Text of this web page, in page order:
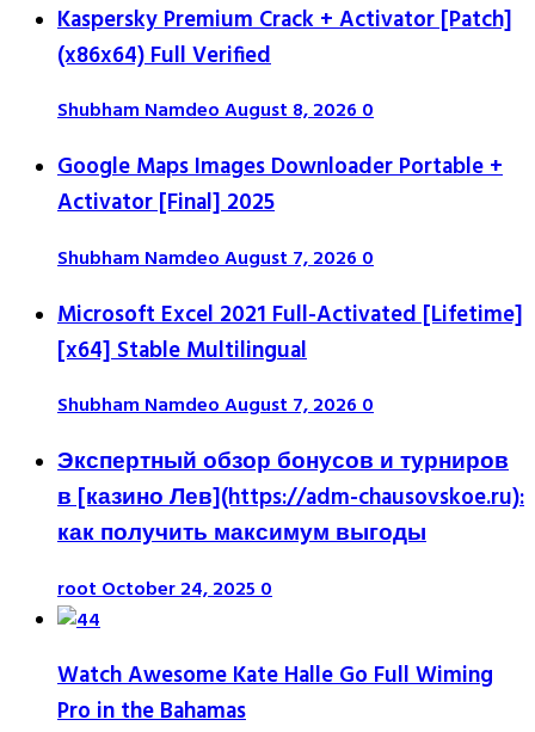
Kaspersky Premium Crack + Activator [Patch]
(x86x64) Full Verified
Shubham NamdeoAugust 8, 20260
Google Maps Images Downloader Portable +
Activator [Final] 2025
Shubham NamdeoAugust 7, 20260
Microsoft Excel 2021 Full-Activated [Lifetime]
[x64] Stable Multilingual
Shubham NamdeoAugust 7, 20260
Экспертный обзор бонусов и турниров
в [казино Лев](https://adm-chausovskoe.ru):
как получить максимум выгоды
rootOctober 24, 20250
Watch Awesome Kate Halle Go Full Wiming
Pro in the Bahamas